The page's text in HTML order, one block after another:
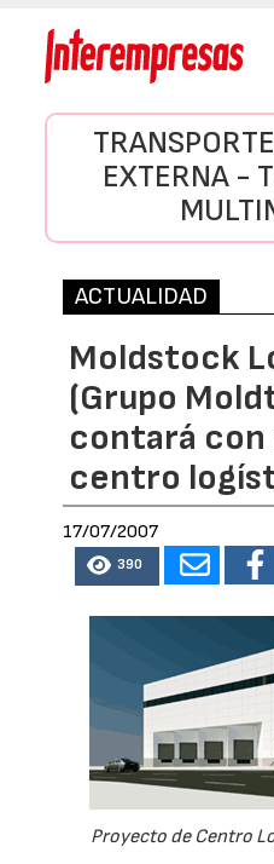
EXTERNA -
ACTUALIDAD
Moldstock
(Grupo
contará con
centro
17/07/2007
390
Proyecto de Centro